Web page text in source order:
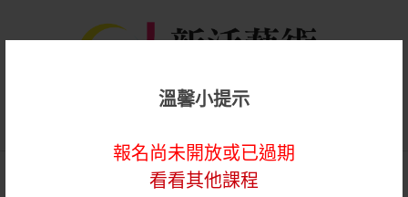
溫馨小提示
報名尚未開放或已過期
看看其他課程